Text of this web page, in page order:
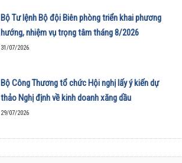
Bộ Tư lệnh Bộ đội Biên phòng triển khai phương
hướng, nhiệm vụ trọng tâm tháng 8/2026
31/07/2026
Bộ Công Thương tổ chức Hội nghị lấy ý kiến dự
thảo Nghị định về kinh doanh xăng dầu
29/07/2026